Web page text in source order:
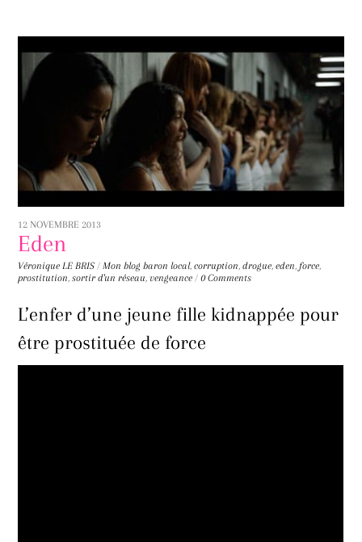
12 NOVEMBRE 2013
Eden
Véronique LE BRIS / Mon blog baron local,corruption,drogue,eden, force,
prostitution,sortir d'un réseau,vengeance / 0 Comments
L’enfer d’une jeune fille kidnappée pour
être prostituée de force